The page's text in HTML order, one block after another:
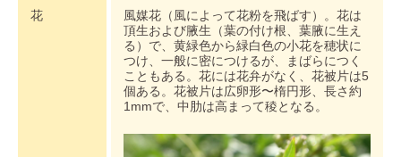
花
風媒花（風によって花粉を飛ばす）。花は
頂生および腋生（葉の付け根、葉腋に生え
る）で、黄緑色から緑白色の小花を穂状に
つけ、一般に密につけるが、まばらにつく
こともある。花には花弁がなく、花被片は5
個ある。花被片は広卵形〜楕円形、長さ約
1mmで、中肋は高まって稜となる。